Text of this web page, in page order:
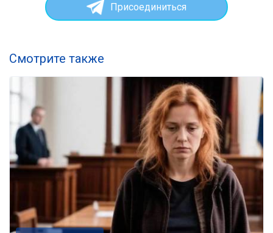
Присоединиться
Смотрите также